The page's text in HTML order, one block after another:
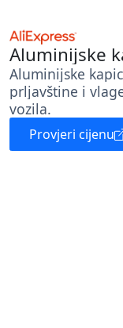
Aluminijske
Aluminijske
prljavštine i
vozila.
Provjeri cijenu